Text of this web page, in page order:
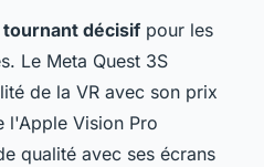
tournant décisif pour les
Le Meta Quest 3S
de la VR avec son prix
l'Apple Vision Pro
qualité avec ses écrans